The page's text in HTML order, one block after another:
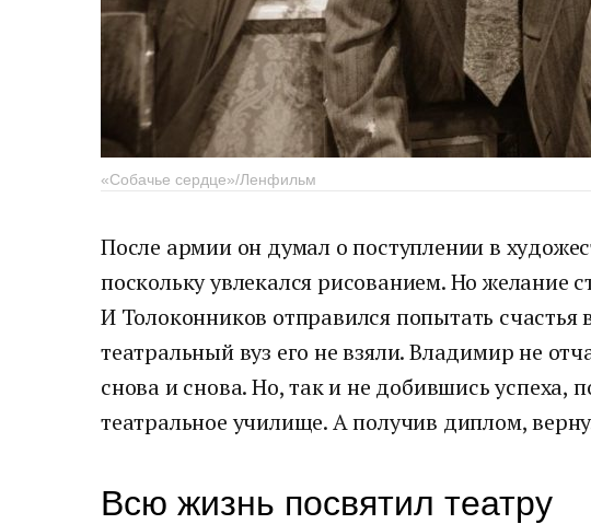
«Собачье сердце»/Ленфильм
После армии он думал о поступлении в
поскольку увлекался рисованием. Но желание
И Толоконников отправился попытать
театральный вуз его не взяли. Владимир не
снова и снова. Но, так и не добившись успеха,
театральное училище. А получив диплом,
Всю жизнь посвятил театру